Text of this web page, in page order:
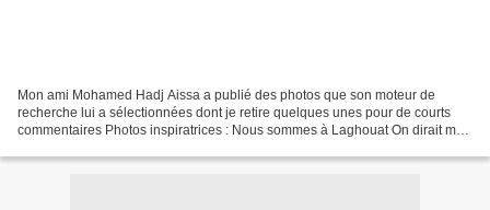
Mon ami Mohamed Hadj Aissa a publié des photos que son moteur de
recherche lui a sélectionnées dont je retire quelques unes pour de courts
commentaires Photos inspiratrices : Nous sommes à Laghouat On dirait ma